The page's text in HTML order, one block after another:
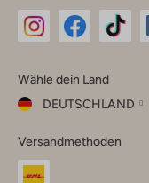
Instagram
Facebook
TikTok
Wähle dein Land
DEUTSCHLAND
dein
Land
Versandmethoden